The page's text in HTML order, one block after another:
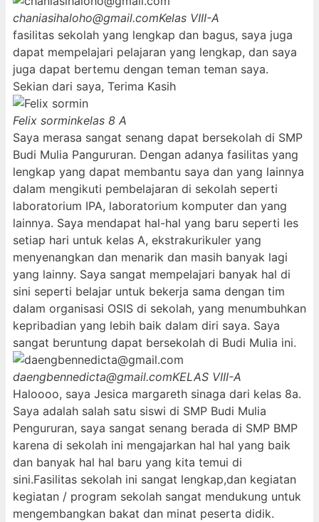
chaniasihaloho@gmail.comKelas VIII-A
fasilitas sekolah yang lengkap dan bagus, saya juga
dapat mempelajari pelajaran yang lengkap, dan saya
juga dapat bertemu dengan teman teman saya.
Sekian dari saya, Terima Kasih
Felix sorminkelas 8 A
Saya merasa sangat senang dapat bersekolah di SMP
Budi Mulia Pangururan. Dengan adanya fasilitas yang
lengkap yang dapat membantu saya dan yang lainnya
dalam mengikuti pembelajaran di sekolah seperti
laboratorium IPA, laboratorium komputer dan yang
lainnya. Saya mendapat hal-hal yang baru seperti les
setiap hari untuk kelas A, ekstrakurikuler yang
menyenangkan dan menarik dan masih banyak lagi
yang lainny. Saya sangat mempelajari banyak hal di
sini seperti belajar untuk bekerja sama dengan tim
dalam organisasi OSIS di sekolah, yang menumbuhkan
kepribadian yang lebih baik dalam diri saya. Saya
sangat beruntung dapat bersekolah di Budi Mulia ini.
daengbennedicta@gmail.comKELAS VIII-A
Haloooo, saya Jesica margareth sinaga dari kelas 8a.
Saya adalah salah satu siswi di SMP Budi Mulia
Pengururan, saya sangat senang berada di SMP BMP
karena di sekolah ini mengajarkan hal hal yang baik
dan banyak hal hal baru yang kita temui di
sini.Fasilitas sekolah ini sangat lengkap,dan kegiatan
kegiatan / program sekolah sangat mendukung untuk
mengembangkan bakat dan minat peserta didik.